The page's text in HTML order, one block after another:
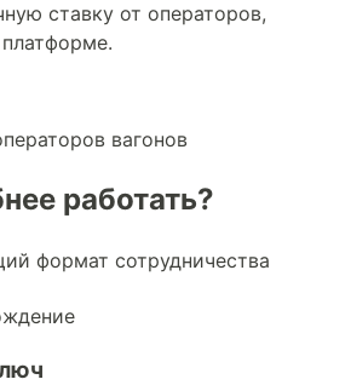
ставку от операторов,
вагонов
работать?
формат сотрудничества